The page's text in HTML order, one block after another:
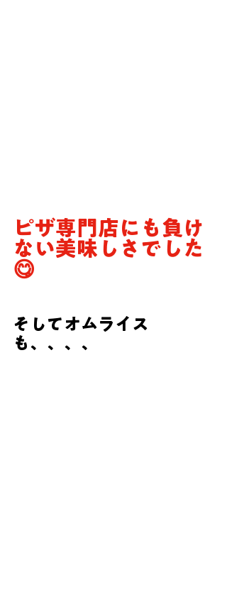
ピザ専門店にも負け
ない美味しさでした
😋
そしてオムライス
も、、、、